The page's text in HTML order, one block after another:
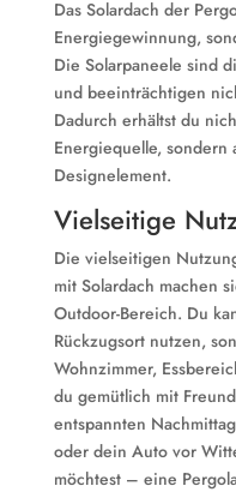
Das Solardach der
Energiegewinnung,
Die Solarpaneele sind
und beeinträchtigen
Dadurch erhältst du
Energiequelle, sondern
Designelement.
Vielseitige
Die vielseitigen
mit Solardach machen
Outdoor-Bereich. Du
Rückzugsort nutzen,
Wohnzimmer,
du gemütlich mit
entspannten
oder dein Auto vor
möchtest – eine